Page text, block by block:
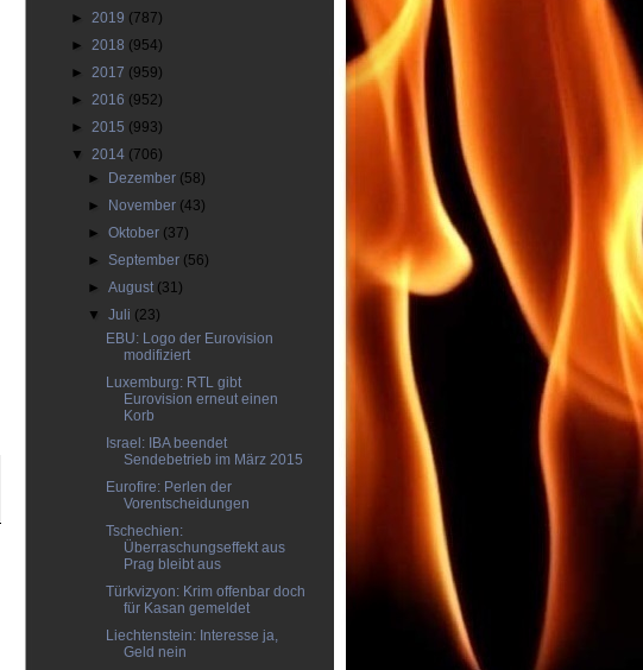
► 2019 (787)
► 2018 (954)
► 2017 (959)
► 2016 (952)
► 2015 (993)
▼ 2014 (706)
►
Dezember (58)
►
November (43)
►Oktober (37)
► September (56)
►August (31)
▼Juli (23)
EBU: Logo der Eurovision
modifiziert
Luxemburg: RTL gibt
Eurovision erneut einen
Korb
Israel: IBA beendet
Sendebetrieb im März 2015
Eurofire: Perlen der
Vorentscheidungen
Tschechien:
Überraschungseffekt aus
Prag bleibt aus
Türkvizyon: Krim offenbar doch
für Kasan gemeldet
Liechtenstein: Interesse ja,
Geld nein